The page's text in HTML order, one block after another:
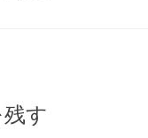
ション
す